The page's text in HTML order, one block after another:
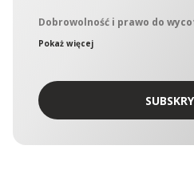
Dobrowolność i prawo do
wchodzące w skład OMIDA
wspólny punkt kontaktowy, który
danych OMIDA Group. W
osobowych można się
korespondencyjnie – kierując
Pokaż więcej